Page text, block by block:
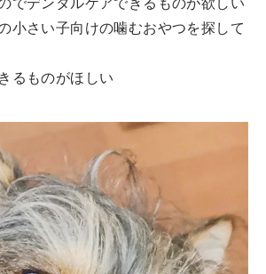
でデンタルケアできるものが欲しい
小さい子向けの噛むおやつを探して
るものがほしい